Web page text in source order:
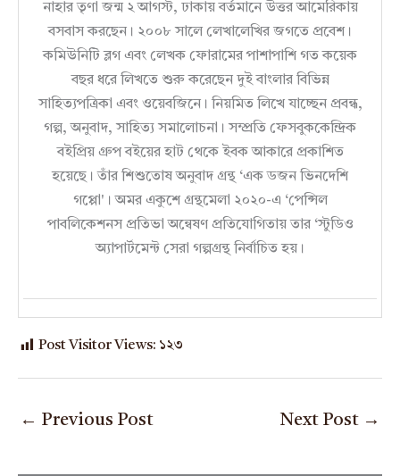
নাহার তৃণা জন্ম ২ আগস্ট, ঢাকায় বর্তমানে উত্তর আমেরিকায়
বসবাস করছেন। ২০০৮ সালে লেখালেখির জগতে প্রবেশ।
কমিউনিটি ব্লগ এবং লেখক ফোরামের পাশাপাশি গত কয়েক
বছর ধরে লিখতে শুরু করেছেন দুই বাংলার বিভিন্ন
সাহিত্যপত্রিকা এবং ওয়েবজিনে। নিয়মিত লিখে যাচ্ছেন প্রবন্ধ,
গল্প, অনুবাদ, সাহিত্য সমালােচনা। সম্প্রতি ফেসবুককেন্দ্রিক
বইপ্রিয় গ্রুপ বইয়ের হাট থেকে ইবক আকারে প্রকাশিত
হয়েছে। তাঁর শিশুতােষ অনুবাদ গ্রন্থ ‘এক ডজন ভিনদেশি
গপ্পো'। অমর একুশে গ্রন্থমেলা ২০২০-এ ‘পেন্সিল
পাবলিকেশনস প্রতিভা অন্বেষণ প্রতিযােগিতায় তার ‘স্টুডিও
অ্যাপার্টমেন্ট সেরা গল্পগ্রন্থ নির্বাচিত হয়।
Post Visitor Views: ১২৩
← Previous Post Next Post →